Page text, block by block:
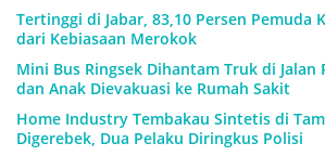
Tertinggi di Jabar, 83,10 Persen Pemuda
dari Kebiasaan Merokok
Mini Bus Ringsek Dihantam Truk di Jalan
dan Anak Dievakuasi ke Rumah Sakit
Home Industry Tembakau Sintetis di
Digerebek, Dua Pelaku Diringkus Polisi